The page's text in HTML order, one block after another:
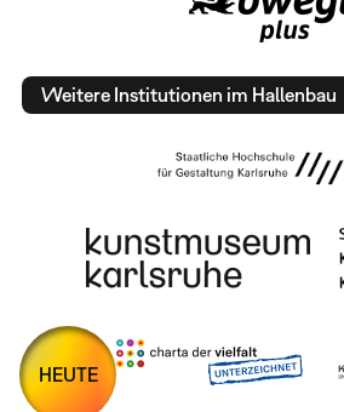
Weitere Institutionen im Hallenbau
HEUTE